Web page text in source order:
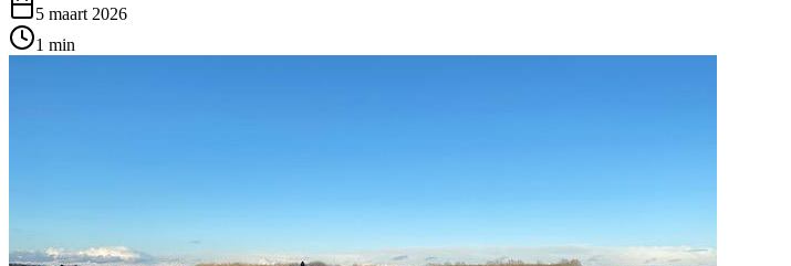
5 maart 2026
1 min